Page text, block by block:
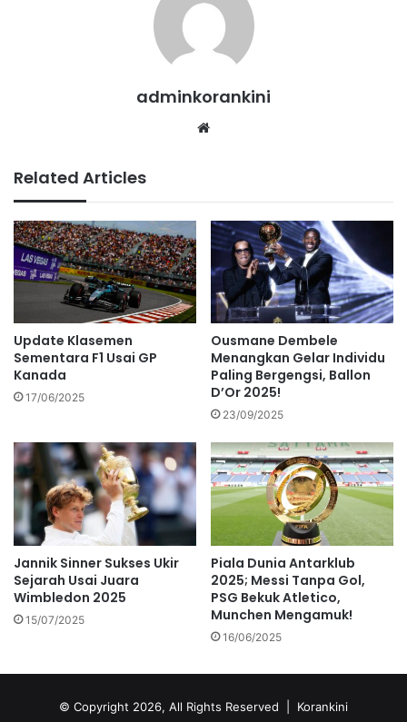
adminkorankini
Related Articles
Update Klasemen
Sementara F1 Usai GP
Kanada
17/06/2025
Ousmane Dembele
Menangkan Gelar Individu
Paling Bergengsi, Ballon
D’Or 2025!
23/09/2025
Jannik Sinner Sukses Ukir
Sejarah Usai Juara
Wimbledon 2025
15/07/2025
Piala Dunia Antarklub
2025; Messi Tanpa Gol,
PSG Bekuk Atletico,
Munchen Mengamuk!
16/06/2025
© Copyright 2026, All Rights Reserved | Korankini